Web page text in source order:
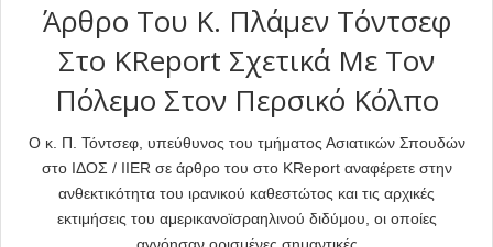
Άρθρο Του Κ. Πλάμεν Τόντσεφ
Στο KReport Σχετικά Με Τον
Πόλεμο Στον Περσικό Κόλπο
Ο κ. Π. Τόντσεφ, υπεύθυνος του τμήματος Ασιατικών Σπουδών
στο ΙΔΟΣ / IIER σε άρθρο του στο KReport αναφέρετε στην
ανθεκτικότητα του ιρανικού καθεστώτος και τις αρχικές
εκτιμήσεις του αμερικανοϊσραηλινού διδύμου, οι οποίες